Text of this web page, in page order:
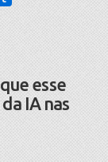
esse
IA nas